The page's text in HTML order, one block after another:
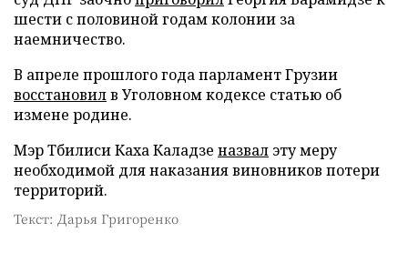
шести с половиной годам колонии за
наемничество.
В апреле прошлого года парламент Грузии
восстановилв Уголовном кодексе статью об
измене родине.
Мэр Тбилиси Каха Каладзе назвал эту меру
необходимой для наказания виновников потери
территорий.
Текст: Дарья Григоренко